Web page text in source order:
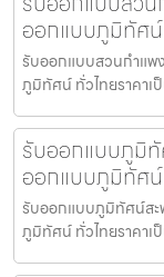
ออกแบบภูมิทัศน์
รับออกแบบสวนกำแ
ภูมิทัศน์ ทั่วไทยราคาเ
รับออกแบบภูมิ
ออกแบบภูมิทัศน์
รับออกแบบภูมิทัศน์ส
ภูมิทัศน์ ทั่วไทยราคา